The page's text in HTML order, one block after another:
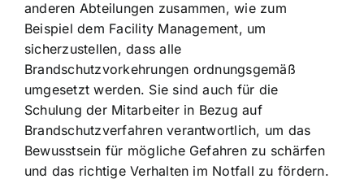
anderen Abteilungen zusammen, wie zum
Beispiel dem Facility Management, um
sicherzustellen, dass alle
Brandschutzvorkehrungen ordnungsgemäß
umgesetzt werden. Sie sind auch für die
Schulung der Mitarbeiter in Bezug auf
Brandschutzverfahren verantwortlich, um das
Bewusstsein für mögliche Gefahren zu schärfen
und das richtige Verhalten im Notfall zu fördern.